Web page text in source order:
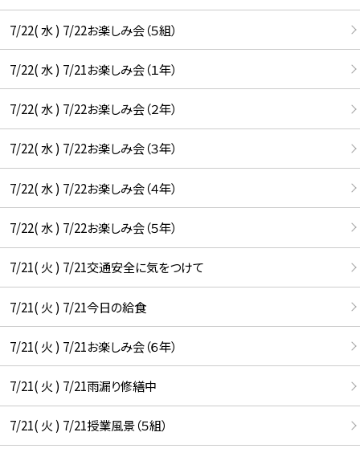
7/22( 水 ) 7/22お楽しみ会（５組）
7/22( 水 ) 7/21お楽しみ会（１年）
7/22( 水 ) 7/22お楽しみ会（２年）
7/22( 水 ) 7/22お楽しみ会（３年）
7/22( 水 ) 7/22お楽しみ会（４年）
7/22( 水 ) 7/22お楽しみ会（５年）
7/21( 火 ) 7/21交通安全に気をつけて
7/21( 火 ) 7/21今日の給食
7/21( 火 ) 7/21お楽しみ会（６年）
7/21( 火 ) 7/21雨漏り修繕中
7/21( 火 ) 7/21授業風景（５組）